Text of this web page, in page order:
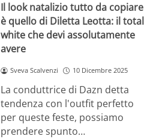
Il look natalizio tutto da copiare
è quello di Diletta Leotta: il total
white che devi assolutamente
avere
Sveva Scalvenzi 10 Dicembre 2025
La conduttrice di Dazn detta
tendenza con l'outfit perfetto
per queste feste, possiamo
prendere spunto…